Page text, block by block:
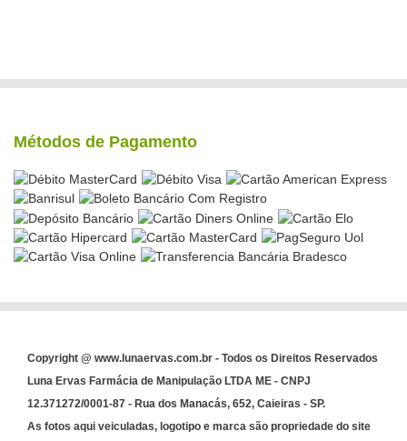
Métodos de Pagamento
Copyright @ www.lunaervas.com.br - Todos os Direitos Reservados
Luna Ervas Farmácia de Manipulação LTDA ME - CNPJ
12.371272/0001-87 - Rua dos Manacás, 652, Caieiras - SP.
As fotos aqui veiculadas, logotipo e marca são propriedade do site